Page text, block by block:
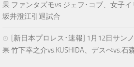
果 ファンタズモvs.ジェフ･コブ、女子イ
坂井澄江引退試合
[新日本プロレス･速報] 1月12日サン
果 竹下幸之介vs.KUSHIDA、デスぺvs.石